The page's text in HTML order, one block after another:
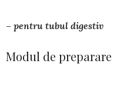
– pentru tubul digestiv
Modul de preparare